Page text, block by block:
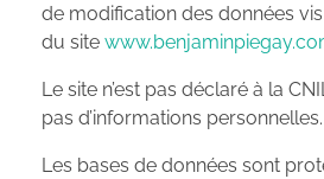
de modification des données vis
du site
Le site n’est pas déclaré à la
pas d’informations personnelles.
Les bases de données sont